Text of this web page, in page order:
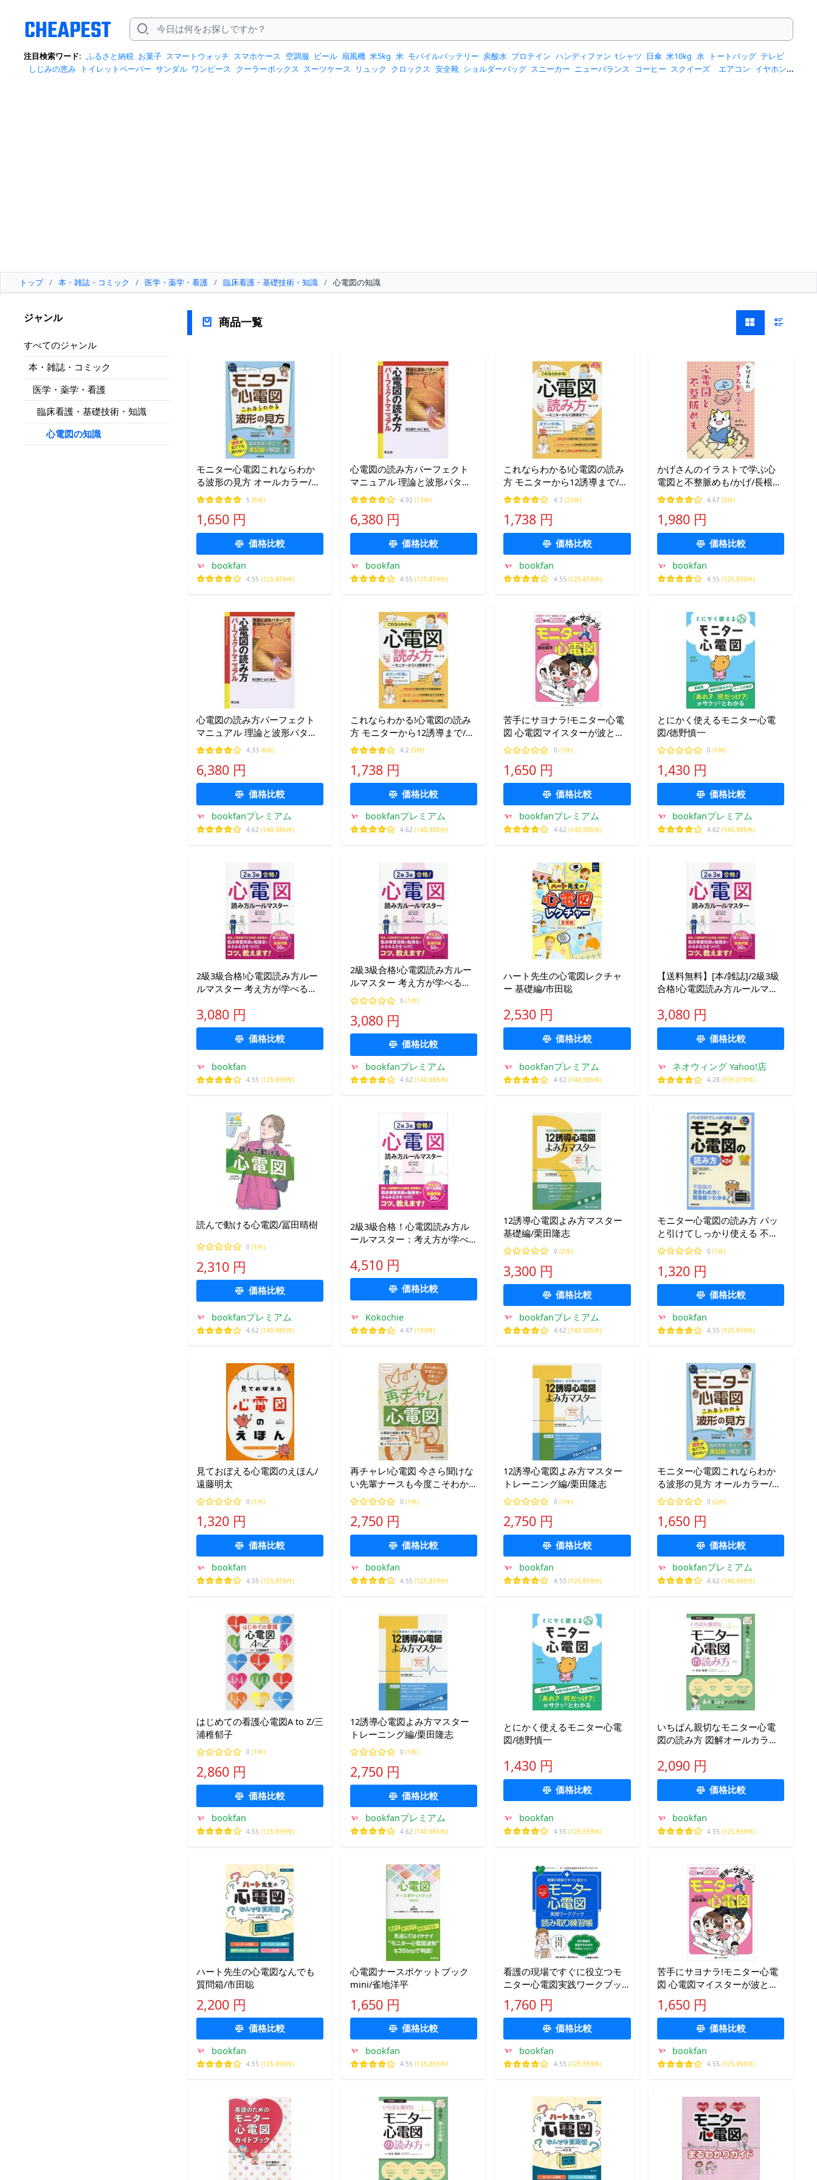
注目検索ワード: ふるさと納税 お菓子 スマートウォッチ スマホケース 空調服 ビール 扇風機 米5kg 米 モバイルバッテリー 炭酸水 プロテイン ハンディファン tシャツ 日傘 米10kg 水 トートバッグ テレビ
しじみの恵み
トイレットペーパー サンダル ワンピース クーラーボックス スーツケース リュック クロックス 安全靴 ショルダーバッグ スニーカー ニューバランス コーヒー スクイーズ エアコン イヤホン
トップ / 本・雑誌・コミック / 医学・薬学・看護 / 臨床看護・基礎技術・知識 / 心電図の知識
ジャンル
すべてのジャンル
本・雑誌・コミック
医学・薬学・看護
臨床看護・基礎技術・知識
心電図の知識
商品一覧
モニター心電図これならわか
る波形の見方 オールカラー/吉
野秀朗
5 (5件)
1,650 円
価格比較
bookfan
4.55 (125,859件)
心電図の読み方パーフェクト
マニュアル 理論と波形パター
ンで徹底トレーニング!/渡辺重
行/山口巖
4.92 (13件)
6,380 円
価格比較
bookfan
4.55 (125,859件)
これならわかる!心電図の読み
方 モニターから12誘導まで/大
島一太
4.7 (23件)
1,738 円
価格比較
bookfan
4.55 (125,859件)
かげさんのイラストで学ぶ心
電図と不整脈めも/かげ/長根大
樹
4.67 (3件)
1,980 円
価格比較
bookfan
4.55 (125,859件)
心電図の読み方パーフェクト
マニュアル 理論と波形パター
ンで徹底トレーニング!/渡辺重
行/山口巖
4.33 (6件)
6,380 円
価格比較
bookfanプレミアム
4.62 (140,985件)
これならわかる!心電図の読み
方 モニターから12誘導まで/大
島一太
4.2 (5件)
1,738 円
価格比較
bookfanプレミアム
4.62 (140,985件)
苦手にサヨナラ!モニター心電
図 心電図マイスターが波とリ
ズムをゼロから手ほどき/深谷
英平/ねぎまぐろ工房
0 (1件)
1,650 円
価格比較
bookfanプレミアム
4.62 (140,985件)
とにかく使えるモニター心電
図/徳野慎一
0 (1件)
1,430 円
価格比較
bookfanプレミアム
4.62 (140,985件)
2級3級合格!心電図読み方ルー
ルマスター 考え方が学べる解
心電図ひよこの会
3,080 円
価格比較
bookfan
4.55 (125,859件)
2級3級合格!心電図読み方ルー
ルマスター 考え方が学べる解
説&amp;実践問題50問/堀江稔/
心電図ひよこの会
0 (1件)
3,080 円
価格比較
bookfanプレミアム
4.62 (140,985件)
ハート先生の心電図レクチャ
ー 基礎編/市田聡
2,530 円
価格比較
bookfanプレミアム
4.62 (140,985件)
【送料無料】[本/雑誌]/2級3級
合格!心電図読み方ルールマス
&amp;実践問題50問/堀江稔/監
修 心電図ひよこの会/編集
3,080 円
価格比較
ネオウィング Yahoo!店
4.28 (109,010件)
読んで動ける心電図/冨田晴樹
0 (1件)
2,310 円
価格比較
bookfanプレミアム
4.62 (140,985件)
2級3級合格！心電図読み方ル
ールマスター：考え方が学べ
4,510 円
価格比較
Kokochie
4.47 (193件)
12誘導心電図よみ方マスター
基礎編/栗田隆志
0 (2件)
3,300 円
価格比較
bookfanプレミアム
4.62 (140,985件)
モニター心電図の読み方 パッ
と引けてしっかり使える 不整
脈の見きわめ方と緊急度がわ
かる/剱持功
0 (1件)
1,320 円
価格比較
bookfan
4.55 (125,859件)
見ておぼえる心電図のえほん/
遠藤明太
0 (1件)
1,320 円
価格比較
bookfan
4.55 (125,859件)
再チャレ!心電図 今さら聞けな
い先輩ナースも今度こそわか
る 心電図の基礎と管理が超図
解だから新人でもぐんぐんわ
かる/田中喜美夫
0 (1件)
2,750 円
価格比較
bookfan
4.55 (125,859件)
12誘導心電図よみ方マスター
トレーニング編/栗田隆志
0 (1件)
2,750 円
価格比較
bookfan
4.55 (125,859件)
モニター心電図これならわか
る波形の見方 オールカラー/吉
野秀朗
0 (2件)
1,650 円
価格比較
bookfanプレミアム
4.62 (140,985件)
はじめての看護心電図A to Z/三
浦稚郁子
0 (1件)
2,860 円
価格比較
bookfan
4.55 (125,859件)
12誘導心電図よみ方マスター
トレーニング編/栗田隆志
0 (1件)
2,750 円
価格比較
bookfanプレミアム
4.62 (140,985件)
とにかく使えるモニター心電
図/徳野慎一
1,430 円
価格比較
bookfan
4.55 (125,859件)
いちばん親切なモニター心電
図の読み方 図解オールカラー/
2,090 円
価格比較
bookfan
4.55 (125,859件)
ハート先生の心電図なんでも
質問箱/市田聡
2,200 円
価格比較
bookfan
4.55 (125,859件)
心電図ナースポケットブック
mini/雀地洋平
1,650 円
価格比較
bookfan
4.55 (125,859件)
看護の現場ですぐに役立つモ
ニター心電図実践ワークブッ
ク読み取り練習帳 チェックシ
ートに書き込むだけ/高橋健太
郎/雜賀智也
1,760 円
価格比較
bookfan
4.55 (125,859件)
苦手にサヨナラ!モニター心電
図 心電図マイスターが波とリ
ズムをゼロから手ほどき/深谷
英平/ねぎまぐろ工房
1,650 円
価格比較
bookfan
4.55 (125,859件)